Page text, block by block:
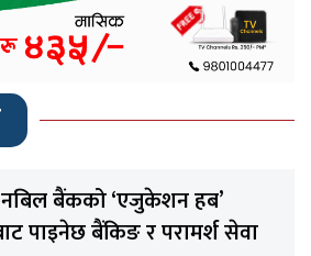
बैंकको ‘एजुकेशन हब’
पाइनेछ बैंकिङ र परामर्श सेवा